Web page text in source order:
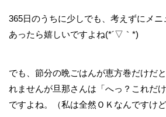
365日のうちに少しでも、考えずにメ
あったら嬉しいですよね(*´▽｀*)
でも、節分の晩ごはんが恵方巻だけだ
れませんが旦那さんは「へっ？これだ
ですよね。（私は全然ＯＫなんですけど